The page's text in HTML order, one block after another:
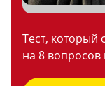
Тест, который
на 8 вопросов